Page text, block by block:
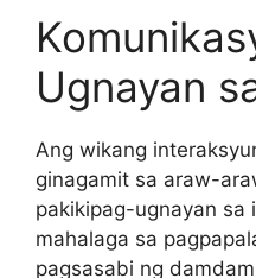
Ugnayan
Ang wikang
ginagamit sa araw-
pakikipag-ugnayan sa
mahalaga sa
pagsasabi ng